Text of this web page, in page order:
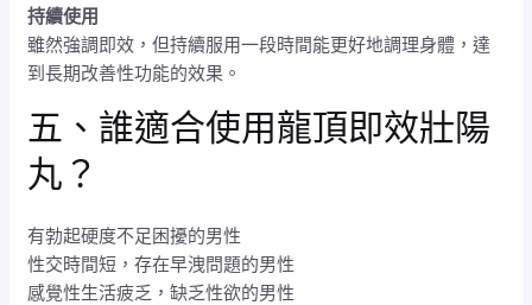
持續使用
雖然強調即效，但持續服用一段時間能更好地調理身體，達
到長期改善性功能的效果。
五、誰適合使用龍頂即效壯陽
丸？
有勃起硬度不足困擾的男性
性交時間短，存在早洩問題的男性
感覺性生活疲乏，缺乏性欲的男性